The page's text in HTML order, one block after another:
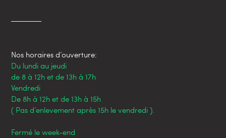
Nos horaires d’ouverture:
Du lundi au jeudi
de 8 à 12h et de 13h à 17h
Vendredi
De 8h à 12h et de 13h à 15h
( Pas d’enlevement après 15h le vendredi ).
Fermé le week-end